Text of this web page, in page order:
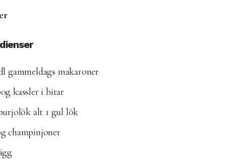
gammeldags makaroner
kassler i bitar
alt 1 gul lök
champinjoner